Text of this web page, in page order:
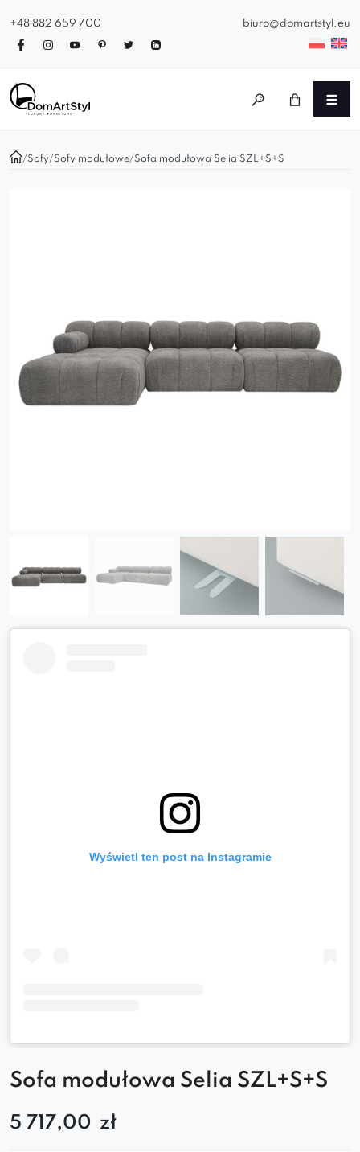
+48 882 659 700 biuro@domartstyl.eu
/Sofy/Sofy modułowe/Sofa modułowa Selia SZL+S+S
Wyświetl ten post na Instagramie
Sofa modułowa Selia SZL+S+S
5 717,00 zł